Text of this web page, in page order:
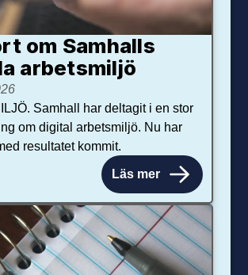
om Samhalls
arbetsmiljö
Samhall har deltagit i en stor
om digital arbetsmiljö. Nu har
resultatet kommit.
Läs mer